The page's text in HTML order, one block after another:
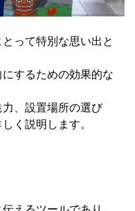
って特別な思い出と
するための効果的な
、設置場所の選び
く説明します。